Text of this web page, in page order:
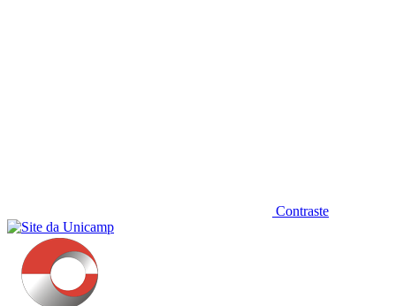
Contraste